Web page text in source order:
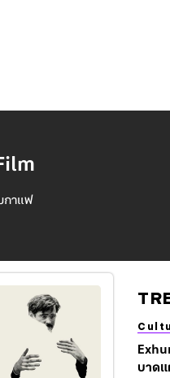
กาแฟ
บาดแ